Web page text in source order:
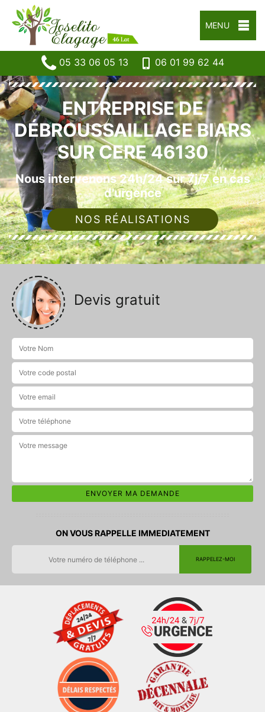
MENU
05 33 06 05 13 06 01 99 62 44
ENTREPRISE DE
DÉBROUSSAILLAGE BIARS
SUR CERE 46130
Nous intervenons 24h/24 sur 7j/7 en cas
d'urgence
NOS RÉALISATIONS
Devis gratuit
ON VOUS RAPPELLE IMMEDIATEMENT